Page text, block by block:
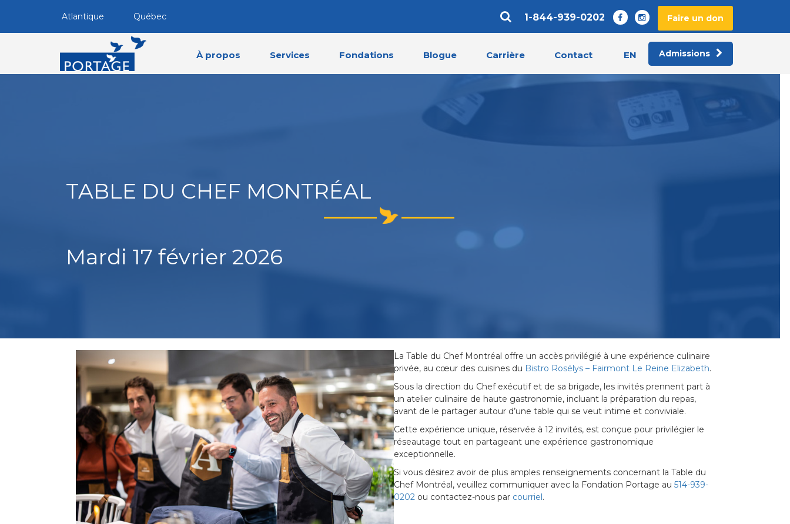
Atlantique Québec 1-844-939-0202 Faire un don
À propos Services Fondations Blogue Carrière Contact EN Admissions
TABLE DU CHEF MONTRÉAL
Mardi 17 février 2026
La Table du Chef Montréal offre un accès privilégié à une expérience culinaire
privée, au cœur des cuisines du Bistro Rosélys – Fairmont Le Reine Elizabeth.
Sous la direction du Chef exécutif et de sa brigade, les invités prennent part à
un atelier culinaire de haute gastronomie, incluant la préparation du repas,
avant de le partager autour d’une table qui se veut intime et conviviale.
Cette expérience unique, réservée à 12 invités, est conçue pour privilégier le
réseautage tout en partageant une expérience gastronomique
exceptionnelle.
Si vous désirez avoir de plus amples renseignements concernant la Table du
Chef Montréal, veuillez communiquer avec la Fondation Portage au514-939-
0202 ou contactez-nous par courriel.